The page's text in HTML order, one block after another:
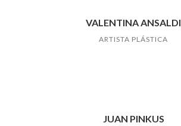
VALENTINA ANSALDI
ARTISTA PLÁSTICA
JUAN PINKUS